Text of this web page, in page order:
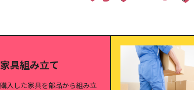
家具組み立て
購入した家具を部品から組み立